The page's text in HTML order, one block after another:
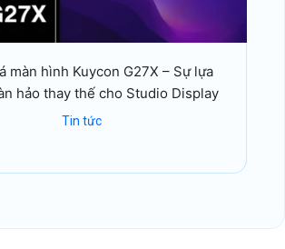
màn hình Kuycon G27X – Sự lựa
hảo thay thế cho Studio Display
Tin tức